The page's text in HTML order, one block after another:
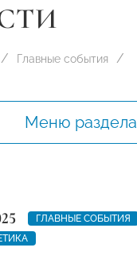
Главные события
Меню раздела
ГЛАВНЫЕ СОБЫТИЯ